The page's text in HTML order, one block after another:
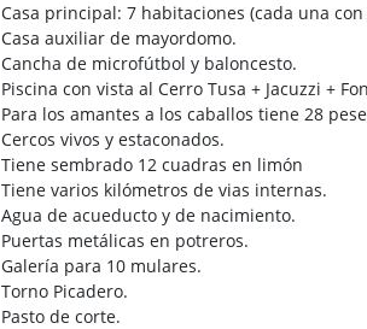
Casa principal: 7 habitaciones (cada una con
Casa auxiliar de mayordomo.
Cancha de microfútbol y baloncesto.
Piscina con vista al Cerro Tusa + Jacuzzi +
Para los amantes a los caballos tiene 28
Cercos vivos y estaconados.
Tiene sembrado 12 cuadras en limón
Tiene varios kilómetros de vias internas.
Agua de acueducto y de nacimiento.
Puertas metálicas en potreros.
Galería para 10 mulares.
Torno Picadero.
Pasto de corte.